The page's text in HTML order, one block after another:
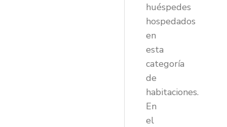
huéspedes
hospedados
en
esta
categoría
de
habitaciones.
En
el